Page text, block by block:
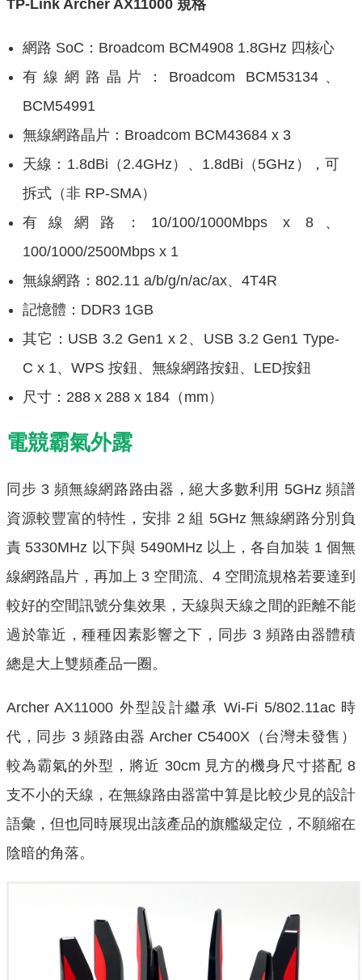
TP-Link Archer AX11000 規格
網路 SoC：Broadcom BCM4908 1.8GHz 四核心
有線網路晶片：Broadcom BCM53134、
BCM54991
無線網路晶片：Broadcom BCM43684 x 3
天線：1.8dBi（2.4GHz）、1.8dBi（5GHz），可
拆式（非 RP-SMA）
有線網路：10/100/1000Mbps x 8、
100/1000/2500Mbps x 1
無線網路：802.11 a/b/g/n/ac/ax、4T4R
記憶體：DDR3 1GB
其它：USB 3.2 Gen1 x 2、USB 3.2 Gen1 Type-
C x 1、WPS 按鈕、無線網路按鈕、LED按鈕
尺寸：288 x 288 x 184（mm）
電競霸氣外露
同步 3 頻無線網路路由器，絕大多數利用 5GHz 頻譜
資源較豐富的特性，安排 2 組 5GHz 無線網路分別負
責 5330MHz 以下與 5490MHz 以上，各自加裝 1 個無
線網路晶片，再加上 3 空間流、4 空間流規格若要達到
較好的空間訊號分集效果，天線與天線之間的距離不能
過於靠近，種種因素影響之下，同步 3 頻路由器體積
總是大上雙頻產品一圈。
Archer AX11000 外型設計繼承 Wi-Fi 5/802.11ac 時
代，同步 3 頻路由器 Archer C5400X（台灣未發售）
較為霸氣的外型，將近 30cm 見方的機身尺寸搭配 8
支不小的天線，在無線路由器當中算是比較少見的設計
語彙，但也同時展現出該產品的旗艦級定位，不願縮在
陰暗的角落。